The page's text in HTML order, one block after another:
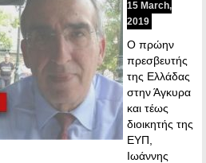
15 March,
2019
Ο πρώην
πρεσβευτής
της Ελλάδας
στην Άγκυρα
και τέως
διοικητής της
ΕΥΠ,
Ιωάννης